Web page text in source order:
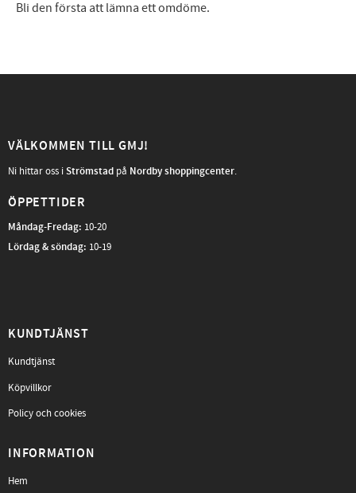
Bli den första att lämna ett omdöme.
VÄLKOMMEN TILL GMJ!
Ni hittar oss iStrömstad på Nordby shoppingcenter.
ÖPPETTIDER
Måndag-Fredag: 10-20
Lördag & söndag: 10-19
KUNDTJÄNST
Kundtjänst
Köpvillkor
Policy och cookies
INFORMATION
Hem